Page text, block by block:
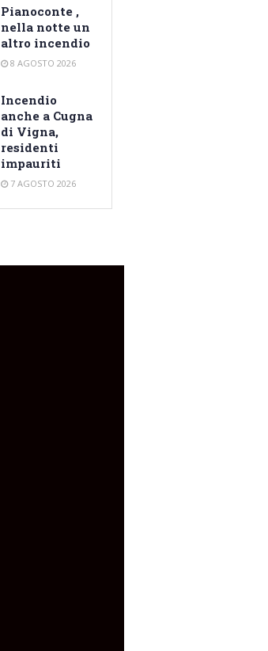
Pianoconte ,
nella notte un
altro incendio
8 AGOSTO 2026
Incendio
anche a Cugna
di Vigna,
residenti
impauriti
7 AGOSTO 2026